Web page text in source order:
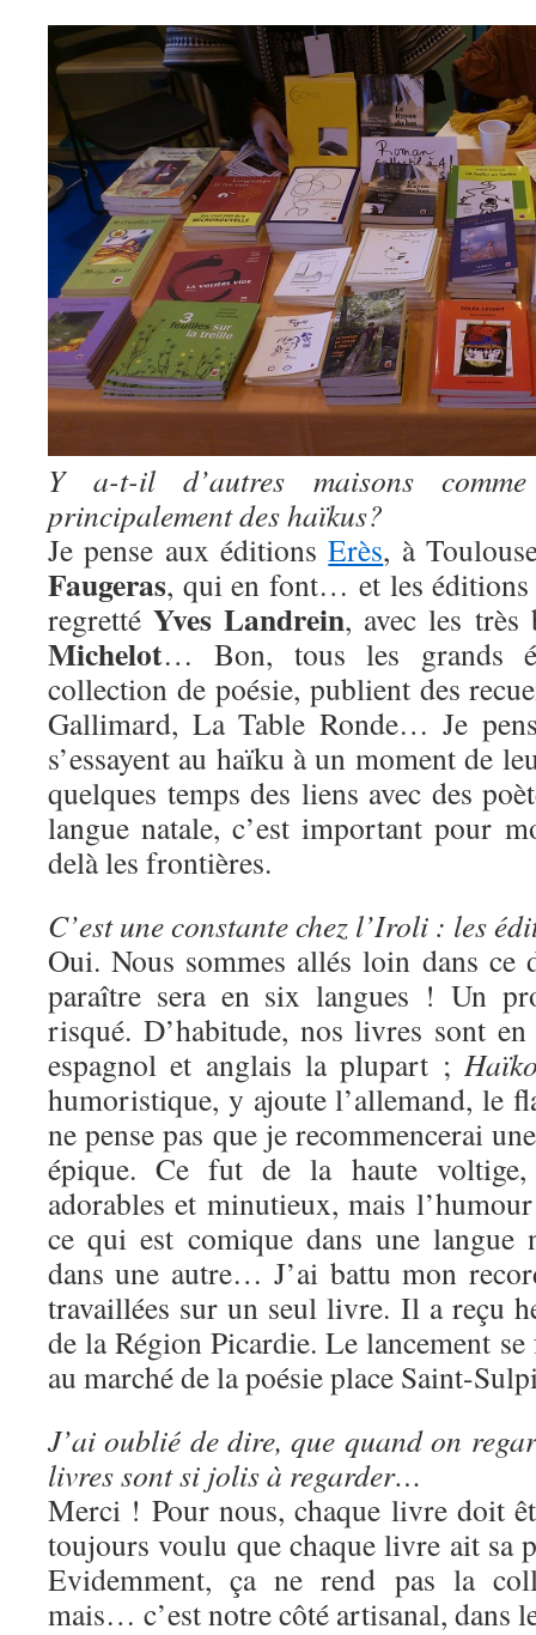
Y a-t-il d’autres maisons
principalement des haïkus?
Je pense aux éditionsErès, à
Faugeras, qui en font… et les
regrettéYves Landrein, avec les
Michelot… Bon, tous les grands
collection de poésie, publient des
Gallimard, La Table Ronde… Je
s’essayent au haïku à un moment de
quelques temps des liens avec des
langue natale, c’est important pour
delà les frontières.
C’est une constante chez l’Iroli : les
Oui. Nous sommes allés loin dans ce
paraître sera en six langues ! Un
risqué. D’habitude, nos livres sont
espagnol et anglais la plupart ;
humoristique, y ajoute l’allemand, le
ne pense pas que je recommencerai
épique. Ce fut de la haute voltige,
adorables et minutieux, mais
ce qui est comique dans une langue
dans une autre… J’ai battu mon
travaillées sur un seul livre. Il a reçu
de la Région Picardie. Le lancement
au marché de la poésie place Saint-
J’ai oublié de dire, que quand on
livres sont si jolis à regarder…
Merci ! Pour nous, chaque livre doit
toujours voulu que chaque livre ait sa
Evidemment, ça ne rend pas la
mais… c’est notre côté artisanal, dans